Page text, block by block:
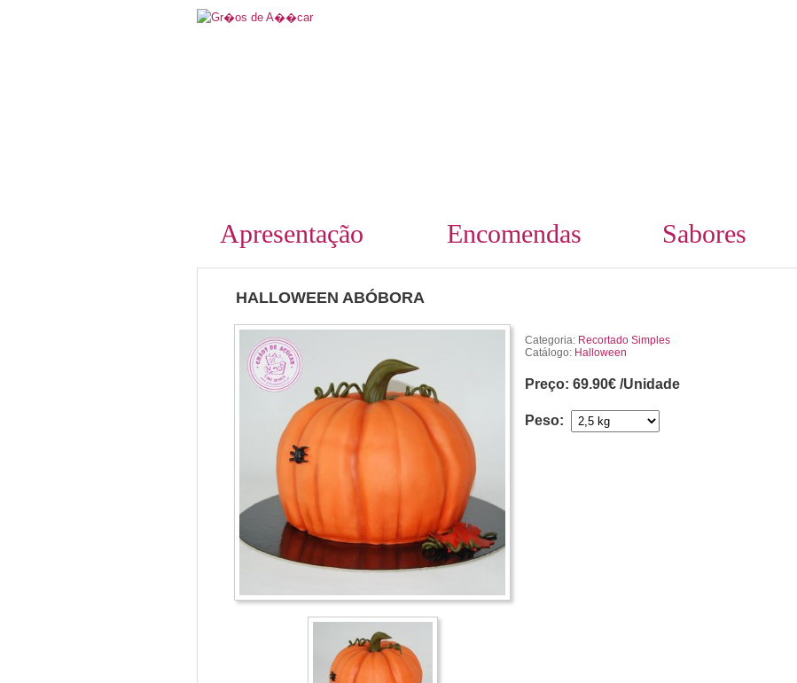
Apresentação Encomendas Sabores
HALLOWEEN ABÓBORA
Categoria: Recortado Simples
Catálogo: Halloween
Preço: 69.90€ /Unidade
Peso: